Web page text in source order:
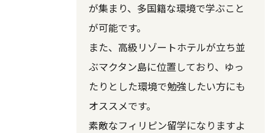
が集まり、多国籍な環境で学ぶこと
が可能です。
また、高級リゾートホテルが立ち並
ぶマクタン島に位置しており、ゆっ
たりとした環境で勉強したい方にも
オススメです。
素敵なフィリピン留学になりますよ